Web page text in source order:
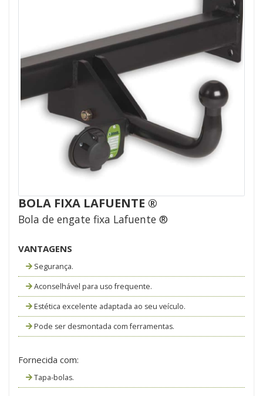
BOLA FIXA LAFUENTE ®
Bola de engate fixa Lafuente ®
VANTAGENS
Segurança.
Aconselhável para uso frequente.
Estética excelente adaptada ao seu veículo.
Pode ser desmontada com ferramentas.
Fornecida com:
Tapa-bolas.